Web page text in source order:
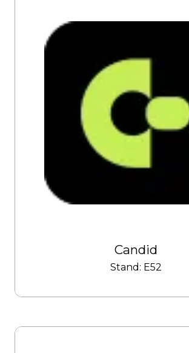
Candid
Stand: E52